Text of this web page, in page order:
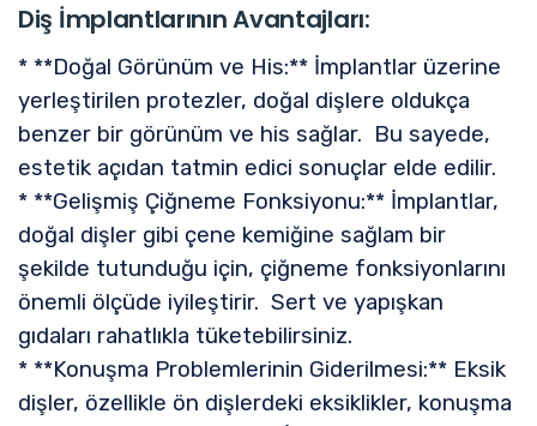
Diş İmplantlarının Avantajları:
* **Doğal Görünüm ve His:** İmplantlar üzerine
yerleştirilen protezler, doğal dişlere oldukça
benzer bir görünüm ve his sağlar. Bu sayede,
estetik açıdan tatmin edici sonuçlar elde edilir.
* **Gelişmiş Çiğneme Fonksiyonu:** İmplantlar,
doğal dişler gibi çene kemiğine sağlam bir
şekilde tutunduğu için, çiğneme fonksiyonlarını
önemli ölçüde iyileştirir. Sert ve yapışkan
gıdaları rahatlıkla tüketebilirsiniz.
* **Konuşma Problemlerinin Giderilmesi:** Eksik
dişler, özellikle ön dişlerdeki eksiklikler, konuşma